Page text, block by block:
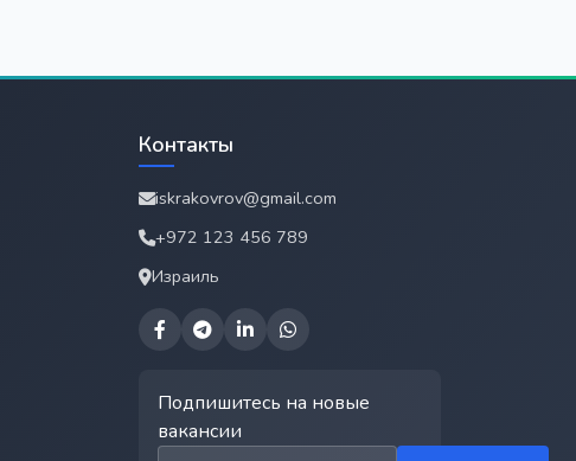
Контакты
iskrakovrov@gmail.com
+972 123 456 789
Израиль
Подпишитесь на новые
вакансии